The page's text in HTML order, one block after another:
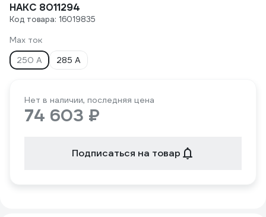
НАКС 8011294
Код товара: 16019835
Max ток
250 А
285 А
Нет в наличии, последняя цена
74 603 ₽
Подписаться на товар